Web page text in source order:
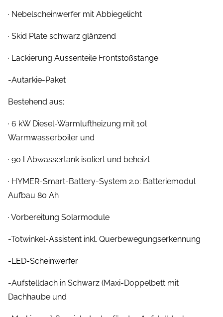
· Nebelscheinwerfer mit Abbiegelicht
· Skid Plate schwarz glänzend
· Lackierung Aussenteile Frontstoßstange
-Autarkie-Paket
Bestehend aus:
· 6 kW Diesel-Warmluftheizung mit 10l
Warmwasserboiler und
· 90 l Abwassertank isoliert und beheizt
· HYMER-Smart-Battery-System 2.0: Batteriemodul
Aufbau 80 Ah
· Vorbereitung Solarmodule
-Totwinkel-Assistent inkl. Querbewegungserkennung
-LED-Scheinwerfer
-Aufstelldach in Schwarz (Maxi-Doppelbett mit
Dachhaube und